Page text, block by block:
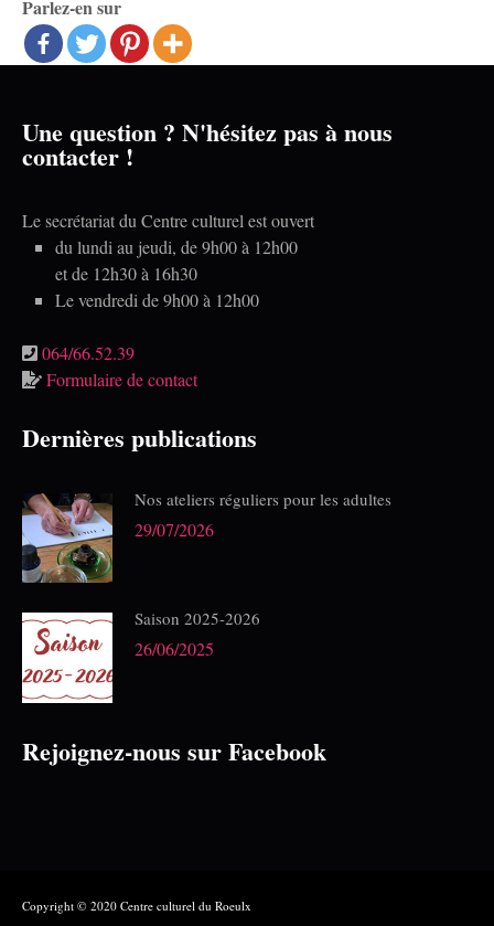
Parlez-en sur
Une question ? N'hésitez pas à nous
contacter !
Le secrétariat du Centre culturel est ouvert
du lundi au jeudi, de 9h00 à 12h00
et de 12h30 à 16h30
Le vendredi de 9h00 à 12h00
064/66.52.39
Formulaire de contact
Dernières publications
Nos ateliers réguliers pour les adultes
29/07/2026
Saison 2025-2026
26/06/2025
Rejoignez-nous sur Facebook
Copyright © 2020 Centre culturel du Roeulx